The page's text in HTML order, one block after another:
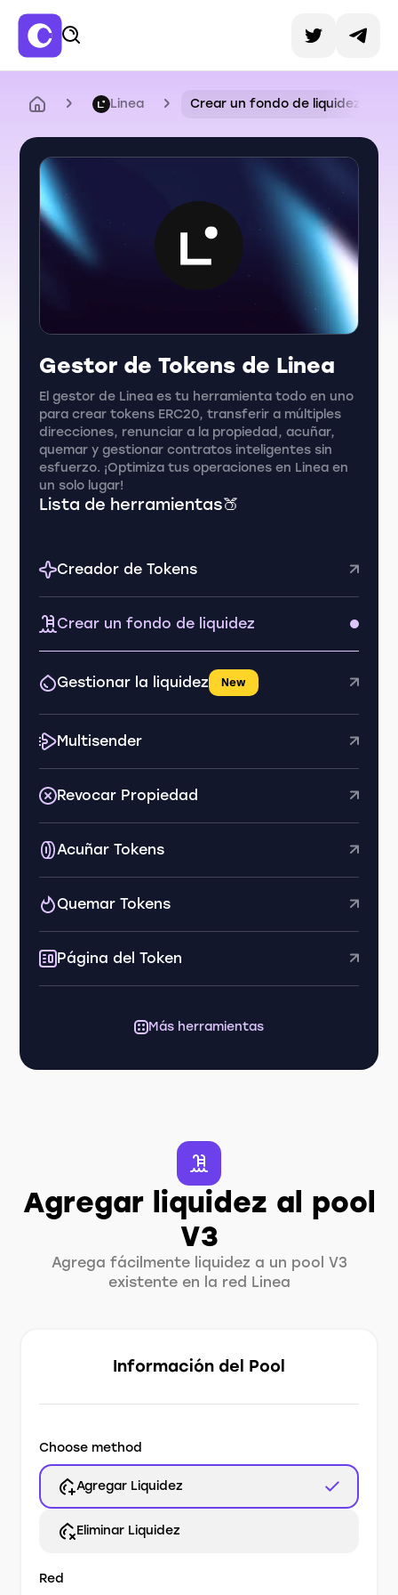
Linea Crear un fondo de liquidez
Gestor de Tokens de Linea
El gestor de Linea es tu herramienta todo en uno
para crear tokens ERC20, transferir a múltiples
direcciones, renunciar a la propiedad, acuñar,
quemar y gestionar contratos inteligentes sin
esfuerzo. ¡Optimiza tus operaciones en Linea en
un solo lugar!
Lista de herramientas🍑
Creador de Tokens
Crear un fondo de liquidez
Gestionar la liquidez New
Multisender
Revocar Propiedad
Acuñar Tokens
Quemar Tokens
Página del Token
Más herramientas
Agregar liquidez al pool
V3
Agrega fácilmente liquidez a un pool V3
existente en la red Linea
Información del Pool
Choose method
Agregar Liquidez
Eliminar Liquidez
Red